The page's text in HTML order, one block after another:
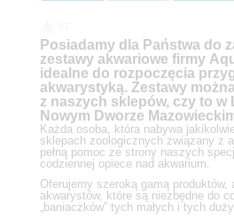
Posiadamy dla Państwa do
zestawy akwariowe firmy
idealne do rozpoczęcia
akwarystyką. Zestawy
z naszych sklepów, czy to w
Nowym Dworze
Każda osoba, która nabywa
sklepach zoologicznych związany z
pełną pomoc ze strony naszych
codziennej opiece nad akwarium.
Oferujemy szeroką gamą produktów,
akwarystów, które są niezbędne do
„baniaczków” tych małych i tych